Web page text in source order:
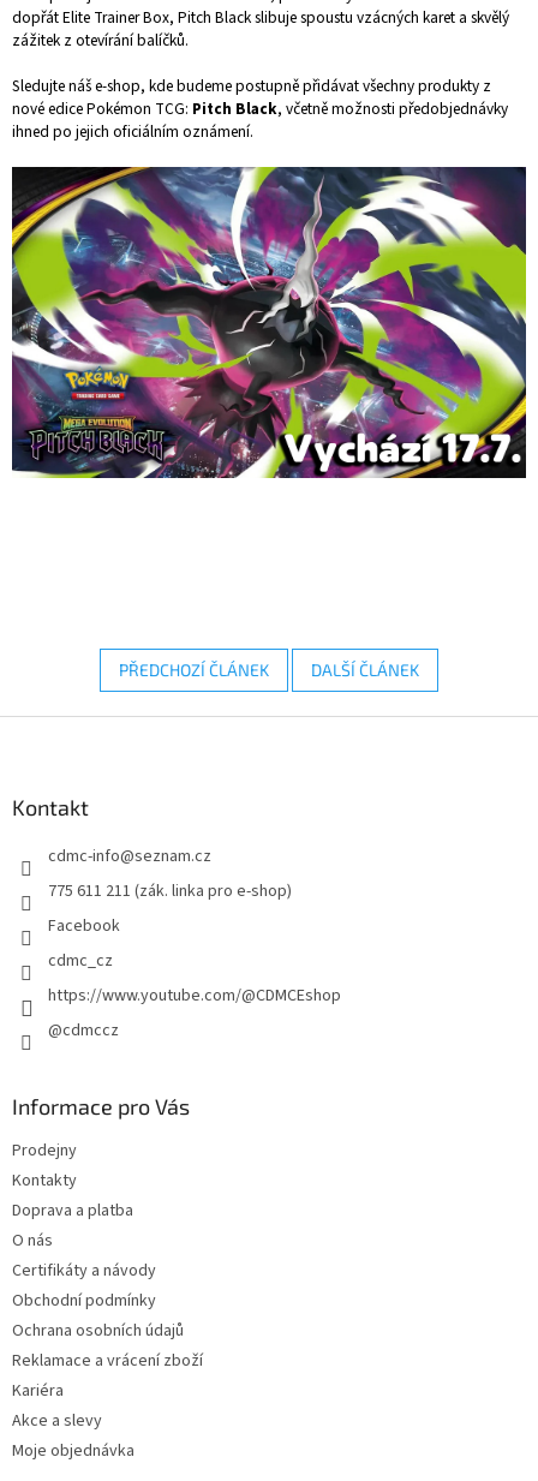
dopřát Elite Trainer Box, Pitch Black slibuje spoustu vzácných karet a skvělý
zážitek z otevírání balíčků.
Sledujte náš e-shop, kde budeme postupně přidávat všechny produkty z
nové edice Pokémon TCG: Pitch Black, včetně možnosti předobjednávky
ihned po jejich oficiálním oznámení.
PŘEDCHOZÍ ČLÁNEK DALŠÍ ČLÁNEK
Kontakt
cdmc-info@seznam.cz
775 611 211 (zák. linka pro e-shop)
Facebook
cdmc_cz
https://www.youtube.com/@CDMCEshop
@cdmccz
Informace pro Vás
Prodejny
Kontakty
Doprava a platba
O nás
Certifikáty a návody
Obchodní podmínky
Ochrana osobních údajů
Reklamace a vrácení zboží
Kariéra
Akce a slevy
Moje objednávka